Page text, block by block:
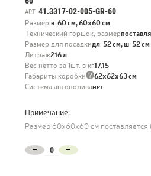
АРТ. 41.3317-02-005-GR-60
Размер в-60 см, 60х60 см
Технический горшок, размер
Размер для посадкидл-52 см, ш-52 см
Литраж216 л
Вес нетто за 1шт. в кг17.15
Габариты коробки ? 62х62х63 см
Система автополиванет
Примечание:
Размер 60х60х60 см поставляется